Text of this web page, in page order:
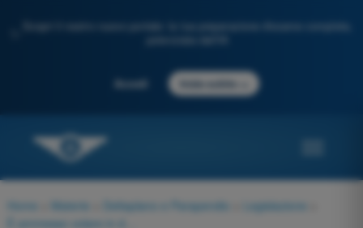
Scopri il nostro nuovo portale: la tua preparazione d'esame completa,
Accedi Inizia subito
Home Materie Deltaplano e Parapendio Legislazione